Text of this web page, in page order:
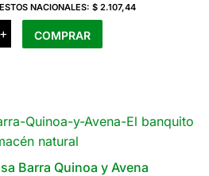
pueden
elegir
en
producto
NACIONALES: $ 2.107,44
+ COMPRAR
Barra Quinoa y Avena